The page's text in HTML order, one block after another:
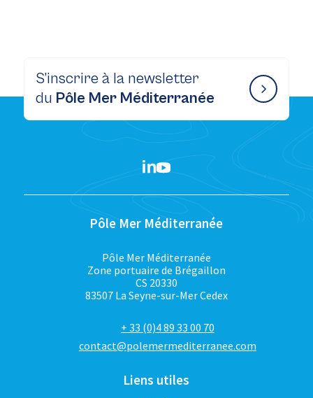
S’inscrire à la newsletter
du Pôle Mer Méditerranée
Pôle Mer Méditerranée
Pôle Mer Méditerranée
Zone portuaire de Brégaillon
CS 20330
83507 La Seyne-sur-Mer Cedex
+ 33 (0)4 89 33 00 70
contact@polemermediterranee.com
Liens utiles